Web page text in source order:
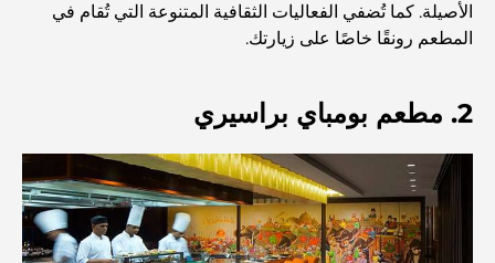
الدليل الأمثل لمطاعم الطعام الفاخر في نخلة جميرا
اكتشف أفضل وجبة إفطار في منطقة الخليج التجاري، دبي
المستشفيات الحكومية في دبي: رعاية صحية شاملة للجميع
الأصيلة. كما تُضفي الفعاليات الثقافية المتنوعة التي تُقام في
المطعم رونقًا خاصًا على زيارتك.
2. مطعم بومباي براسيري